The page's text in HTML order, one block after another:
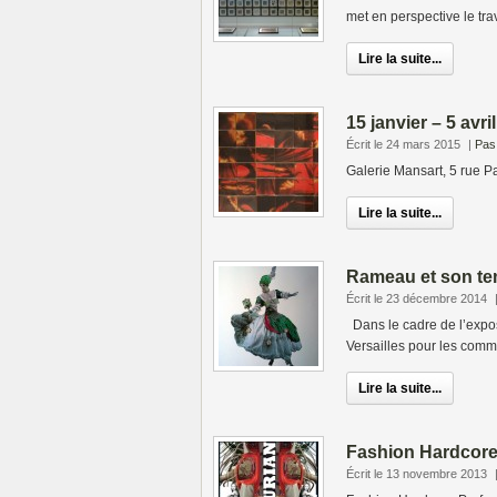
met en perspective le
Lire la suite...
15 janvier – 5
Écrit le 24 mars 2015 |
Galerie Mansart, 5 rue
Lire la suite...
Rameau et son
Écrit le 23 décembre 2014
Dans le cadre de
Versailles pour les
Lire la suite...
Fashion
Écrit le 13 novembre 2013